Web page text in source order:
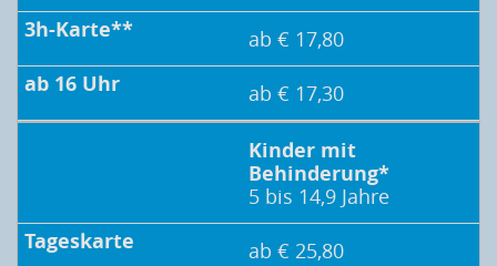
ab € 17,80
ab € 17,30
Kinder mit
Behinderung*
5 bis 14,9 Jahre
ab € 25,80